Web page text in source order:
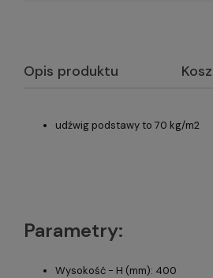
Opis produktu
udźwig podstawy to 70 kg/m2
Parametry:
Wysokość - H (mm): 400